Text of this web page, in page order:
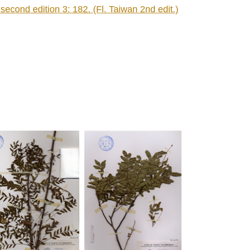
edition 3: 182. (Fl. Taiwan 2nd edit.)